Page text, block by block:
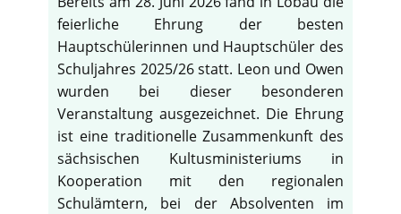
feierliche Ehrung der besten
Hauptschülerinnen und Hauptschüler des
Schuljahres 2025/26 statt. Leon und Owen
wurden bei dieser besonderen
Veranstaltung ausgezeichnet. Die Ehrung
ist eine traditionelle Zusammenkunft des
sächsischen Kultusministeriums in
Kooperation mit den regionalen
Schulämtern, bei der Absolventen im